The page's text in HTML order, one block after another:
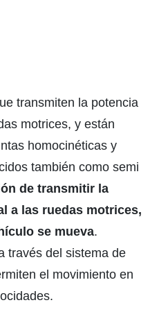
transmiten la potencia
motrices, y están
homocinéticas y
también como semi
de transmitir la
a las ruedas motrices,
se mueva.
través del sistema de
el movimiento en